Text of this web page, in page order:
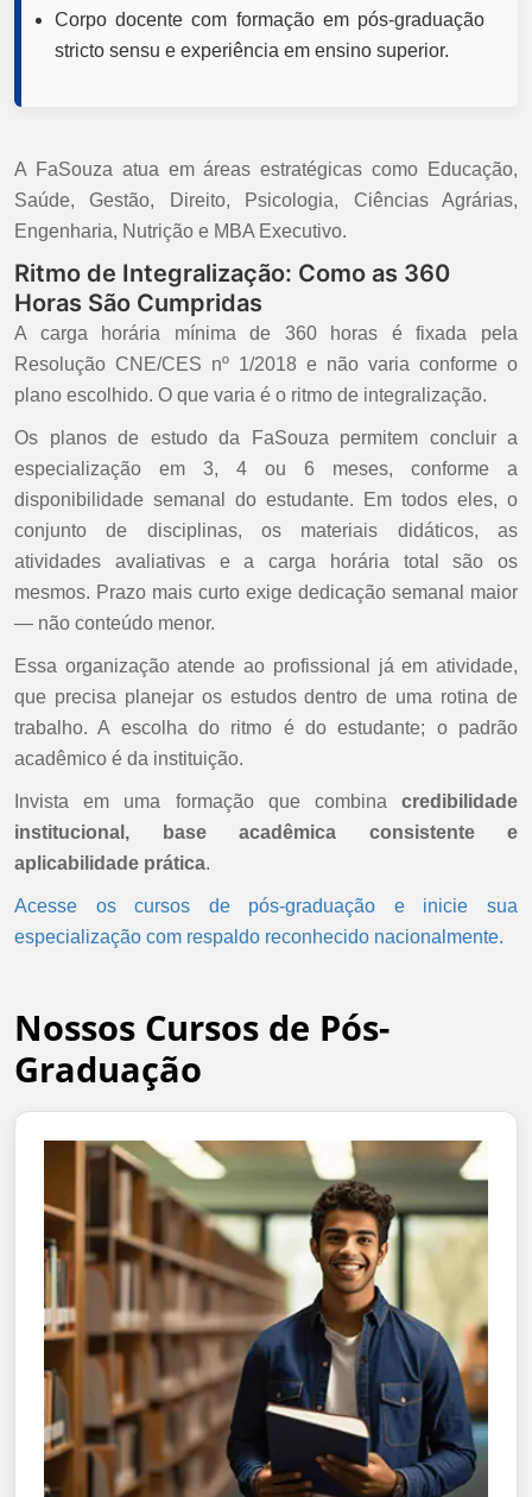
Corpo docente com formação em pós-graduação
stricto sensu e experiência em ensino superior.
A FaSouza atua em áreas estratégicas como Educação,
Saúde, Gestão, Direito, Psicologia, Ciências Agrárias,
Engenharia, Nutrição e MBA Executivo.
Ritmo de Integralização: Como as 360
Horas São Cumpridas
A carga horária mínima de 360 horas é fixada pela
Resolução CNE/CES nº 1/2018 e não varia conforme o
plano escolhido. O que varia é o ritmo de integralização.
Os planos de estudo da FaSouza permitem concluir a
especialização em 3, 4 ou 6 meses, conforme a
disponibilidade semanal do estudante. Em todos eles, o
conjunto de disciplinas, os materiais didáticos, as
atividades avaliativas e a carga horária total são os
mesmos. Prazo mais curto exige dedicação semanal maior
— não conteúdo menor.
Essa organização atende ao profissional já em atividade,
que precisa planejar os estudos dentro de uma rotina de
trabalho. A escolha do ritmo é do estudante; o padrão
acadêmico é da instituição.
Invista em uma formação que combina credibilidade
institucional, base acadêmica consistente e
aplicabilidade prática.
Acesse os cursos de pós-graduação e inicie sua
especialização com respaldo reconhecido nacionalmente.
Nossos Cursos de Pós-
Graduação